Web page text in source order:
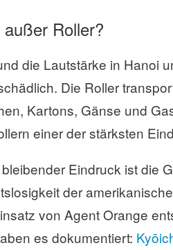
Roller?
die Lautstärke in Hanoi
Die Roller
Kartons, Gänse und
einer der stärksten
Eindruck ist die
der
von Agent Orange
es dokumentiert: